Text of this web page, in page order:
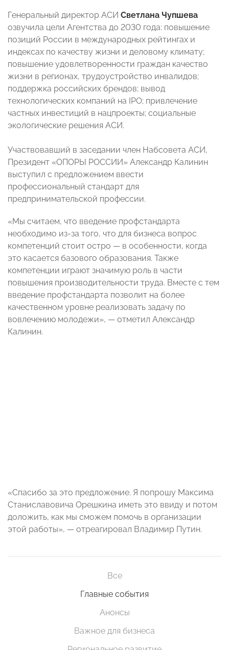
Генеральный директор АСИ Светлана Чупшева
озвучила цели Агентства до 2030 года: повышение
позиций России в международных рейтингах и
индексах по качеству жизни и деловому климату;
повышение удовлетворенности граждан качество
жизни в регионах, трудоустройство инвалидов;
поддержка российских брендов; вывод
технологических компаний на IPO; привлечение
частных инвестиций в нацпроекты; социальные
экологические решения АСИ.
Участвовавший в заседании член Набсовета АСИ,
Президент «ОПОРЫ РОССИИ» Александр Калинин
выступил с предложением ввести
профессиональный стандарт для
предпринимательской профессии.
«Мы считаем, что введение профстандарта
необходимо из-за того, что для бизнеса вопрос
компетенций стоит остро — в особенности, когда
это касается базового образования. Также
компетенции играют значимую роль в части
повышения производительности труда. Вместе с тем
введение профстандарта позволит на более
качественном уровне реализовать задачу по
вовлечению молодежи», — отметил Александр
Калинин.
«Спасибо за это предложение. Я попрошу Максима
Станиславовича Орешкина иметь это ввиду и потом
доложить, как мы сможем помочь в организации
этой работы», — отреагировал Владимир Путин.
Все
Главные события
Анонсы
Важное для бизнеса